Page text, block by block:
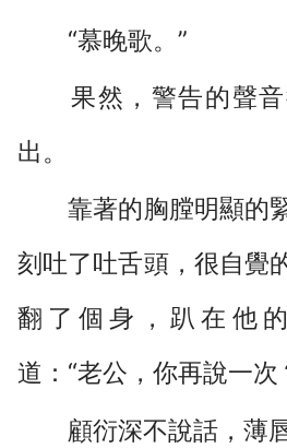
“慕晚歌。”
果然，警告的聲音
出。
靠著的胸膛明顯的
刻吐了吐舌頭，很自覺
翻了個身，趴在他
道：“老公，你再說一次
顧衍深不說話，薄唇